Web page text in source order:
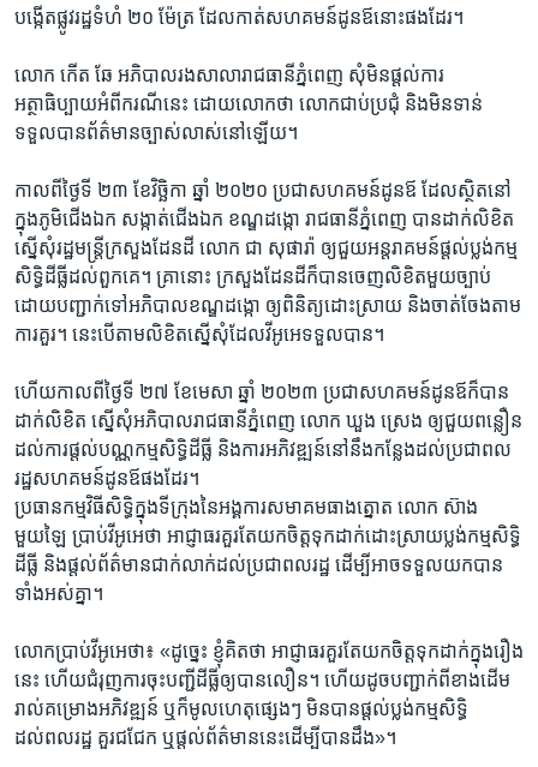
បង្កើត​ផ្លូវ​រដ្ឋ​ទំហំ​ ២០ ​ម៉ែត្រ ​ដែល​កាត់​សហគ​មន៍​ដូនឪ​នោះ​ផង​ដែរ​។
លោក ​កើត ឆែ ​អភិបាល​រង​សាលា​រាជធានី​ភ្នំពេញ ​សុំ​មិន​ផ្តល់​ការ​
អត្ថាធិប្បាយ​អំពីករណី​នេះ​ ​ដោយ​លោក​ថា លោក​ជាប់​ប្រជុំ និង​មិន​ទាន់​
ទទួល​បាន​ព័ត៌មាន​ច្បាស់លាស់នៅ​ឡើយ។​
កាល​ពីថ្ងៃទី ​២៣ ខែ​វិច្ឆិកា ឆ្នាំ ​២០២០ ប្រជាសហគមន៍​ដូនឪ ដែល​ស្ថិត​នៅ​
ក្នុងភូមិ​ជើង​ឯក សង្កាត់​ជើង​ឯក ខណ្ឌ​ដង្កោ រាជ​ធានី​ភ្នំពេញ បាន​ដាក់​លិខិត​
ស្នើ​សុំ​រដ្ឋមន្ត្រី​ក្រសួង​ដែនដី លោក ជា​ សុផារ៉ា ឲ្យ​ជួយអន្តរាគមន៍​ផ្តល់​ប្លង់​កម្ម​
សិទ្ធិ​ដីធ្លី​ដល់​ពួកគេ។ គ្រា​នោះ ​ក្រសួង​ដែនដី​ក៏​បាន​ចេញ​លិខិត​មួយ​ច្បាប់
ដោយ​បញ្ជាក់​ទៅអភិបាល​ខណ្ឌដង្កោ ​ឲ្យ​ពិនិត្យ​ដោះ​ស្រាយ ​និង​ចាត់​ចែង​តាម​
ការ​គួរ។ នេះបើ​តាម​លិខិត​ស្នើសុំ​ដែល​វីអូអេ​ទទួល​បាន​។​
ហើយ​កាលពី​ថ្ងៃទី ​២៧ ខែ​មេសា ឆ្នាំ​ ២០២៣ ​ប្រជា​សហ​គមន៍​ដូនឪ​ក៏បាន​
ដាក់​លិខិត​ ​ស្នើ​សុំ​អភិបាល​រាជធានី​ភ្នំពេញ ​លោក ឃួង ស្រេង ​ឲ្យ​ជួយ​ពន្លឿន​
ដល់ការ​ផ្តល់​បណ្ណ​កម្មសិទ្ធិ​ដីធ្លី និង​ការ​អភិវឌ្ឍន៍​នៅនឹង​កន្លែង​ដល់​ប្រជាព​ល
រដ្ឋ​សហ​គមន៍​ដូនឪ​ផងដែ​រ។ ​
ប្រធាន​កម្មវិធី​សិទ្ធិ​ក្នុង​ទីក្រុង​នៃ​អង្គការ​សមាគម​ធាងត្នោត​ លោក​ ស៊ាង
មួយឡៃ ប្រាប់​វីអូអេ​ថា អាជ្ញាធរ​គួរតែ​យកចិត្ត​ទុក​ដាក់​ដោះស្រាយ​ប្លង់​កម្មសិទ្ធិ​
ដីធ្លី​ និង​ផ្តល់​ព័ត៌មាន​ជាក់​លាក់​ដល់​ប្រជា​ពលរដ្ឋ ដើម្បី​អាច​ទទួល​យក​បាន​
ទាំង​អស់គ្នា។
លោក​ប្រាប់វីអូអេ​ថា៖ «ដូច្នេះ ​ខ្ញុំ​គិតថា ​អាជ្ញាធរ​គួរ​តែ​យក​ចិត្ត​ទុកដាក់​ក្នុង​រឿង​
នេះ ហើយ​ជំរុញ​ការចុះ​បញ្ជី​ដីធ្លី​ឲ្យ​បាន​លឿន​។ ហើយ​ដូច​បញ្ជាក់​ពីខាង​ដើម
រាល់គម្រោង​អភិវឌ្ឍន៍ ​ឬក៏​មូល​ហេតុផ្សេងៗ ​មិន​បាន​ផ្តល់​ប្លង់​កម្មសិទ្ធិ​
ដល់ពល​រដ្ឋ គួរជជែក​ ឬផ្តល់​ព័ត៌​មាន​នេះ​ដើម្បី​បាន​ដឹង»។